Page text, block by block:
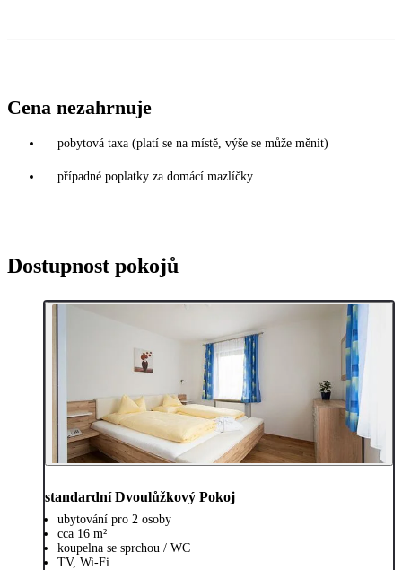
Cena nezahrnuje
pobytová taxa (platí se na místě, výše se může měnit)
případné poplatky za domácí mazlíčky
Dostupnost pokojů
standardní Dvoulůžkový Pokoj
ubytování pro 2 osoby
cca 16 m²
koupelna se sprchou / WC
TV, Wi-Fi